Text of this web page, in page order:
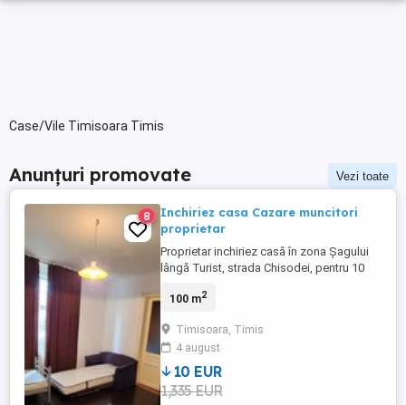
Case/Vile Timisoara Timis
Anunțuri promovate Vezi toate
8
Inchiriez casa Cazare muncitori
proprietar
Proprietar inchiriez casă în zona Șagului
lângă Turist, strada Chisodei, pentru 10
de persoana pe zi cheltuieli incluse.
100 m2
Timisoara, Timis
4 august
10 EUR
1,335 EUR